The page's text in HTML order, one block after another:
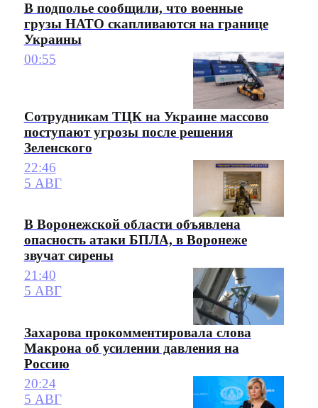
В подполье сообщили, что военные
грузы НАТО скапливаются на границе
Украины
00:55
Сотрудникам ТЦК на Украине массово
поступают угрозы после решения
Зеленского
22:46
5 АВГ
В Воронежской области объявлена
опасность атаки БПЛА, в Воронеже
звучат сирены
21:40
5 АВГ
Захарова прокомментировала слова
Макрона об усилении давления на
Россию
20:24
5 АВГ